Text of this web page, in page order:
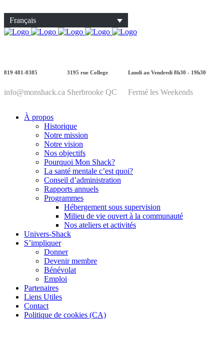
Français
819 481-0385
info@monshack.ca
3195 rue College
Sherbrooke QC
Lundi au Vendredi 8h30 - 19h30
Fermé les Weekends
À propos
Historique
Notre mission
Notre vision
Nos objectifs
Pourquoi Mon Shack?
La santé mentale c’est quoi?
Conseil d’administration
Rapports annuels
Programmes
Hébergement sous supervision
Milieu de vie ouvert à la communauté
Nos ateliers et activités
Univers-Shack
S’impliquer
Donner
Devenir membre
Bénévolat
Emploi
Partenaires
Liens Utiles
Contact
Politique de cookies (CA)